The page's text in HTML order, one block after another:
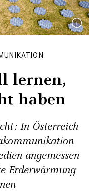
lernen,
haben
In Österreich
angemessen
Erderwärmung